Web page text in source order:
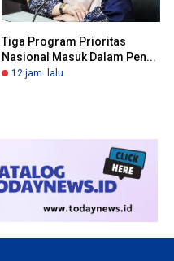
Tiga Program Prioritas
Nasional Masuk Dalam Pen...
12 jam lalu